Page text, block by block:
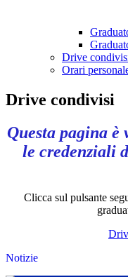
Drive
Orari
Drive condivisi
Questa pagina
le credenziali
Clicca sul pulsante
Notizie